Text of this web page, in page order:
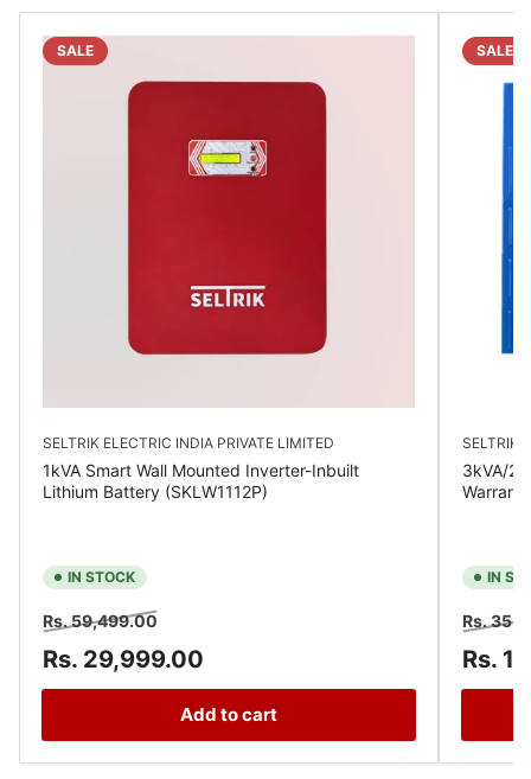
SALE
SELTRIK ELECTRIC INDIA PRIVATE LIMITED
1kVA Smart Wall Mounted Inverter-Inbuilt
Lithium Battery (SKLW1112P)
IN STOCK
Regular
price
Rs. 59,499.00Sale
price
Rs. 29,999.00
Add to cart
SALE
SELTRIK
3kVA/
IN
Regular
price
Rs.
Rs.